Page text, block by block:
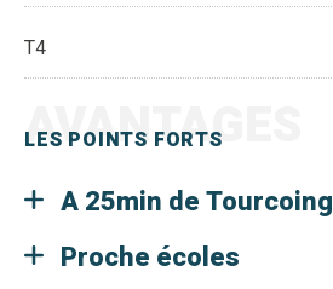
T4
LES POINTS FORTS
AVANTAGES
A 25min de Tourcoing
Proche écoles